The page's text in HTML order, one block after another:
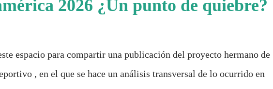
2026 ¿Un punto de quiebre?
espacio para compartir una publicación del proyecto hermano de
, en el que se hace un análisis transversal de lo ocurrido en